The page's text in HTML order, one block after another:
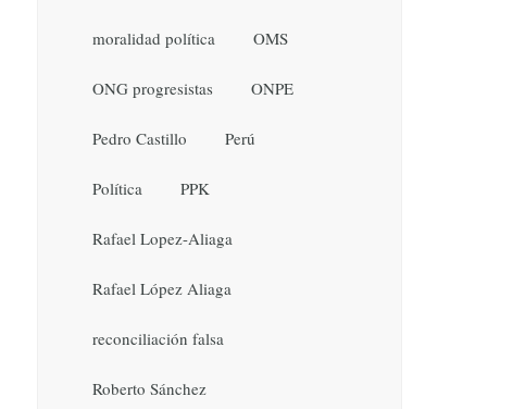
moralidad política OMS
ONG progresistas ONPE
Pedro Castillo Perú
Política PPK
Rafael Lopez-Aliaga
Rafael López Aliaga
reconciliación falsa
Roberto Sánchez